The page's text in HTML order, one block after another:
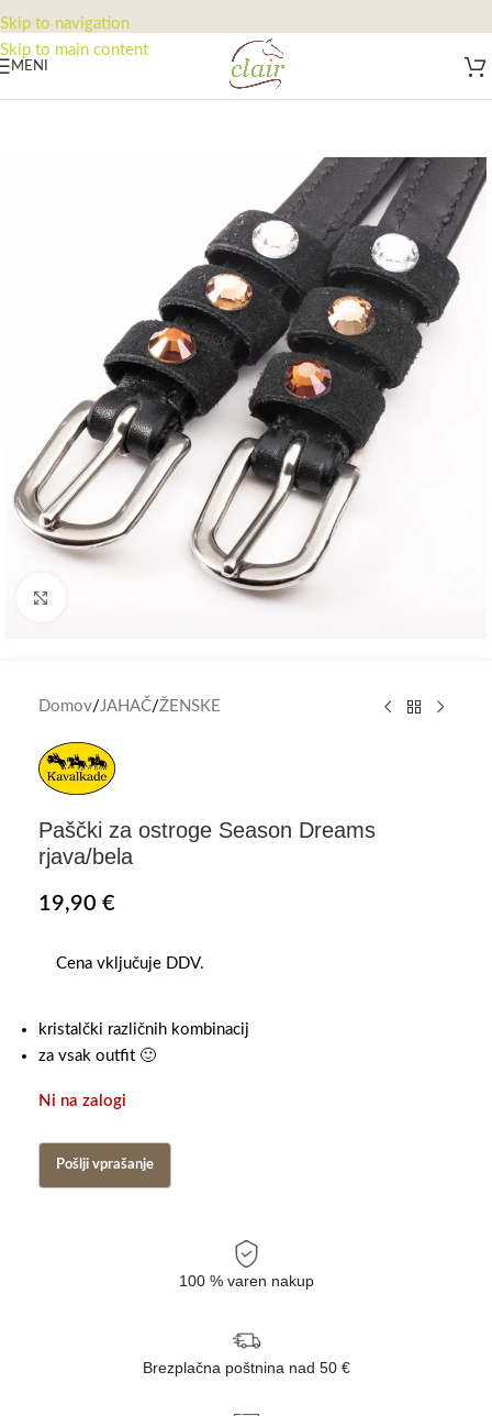
Skip to navigation
Skip to main content
MENI
Domov/JAHAČ/ŽENSKE
Paščki za ostroge Season Dreams
rjava/bela
19,90 €
Cena vključuje DDV.
kristalčki različnih kombinacij
za vsak outfit 🙂
Ni na zalogi
100 % varen nakup
Brezplačna poštnina nad 50 €